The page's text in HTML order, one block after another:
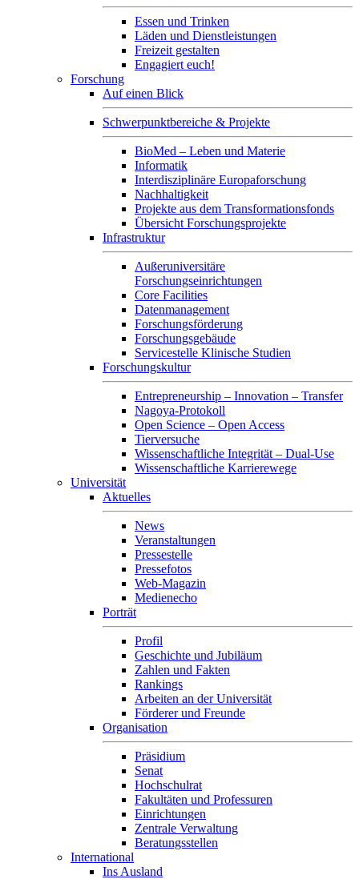
Essen und Trinken
Läden und Dienstleistungen
Freizeit gestalten
Engagiert euch!
Forschung
Auf einen Blick
Schwerpunktbereiche & Projekte
BioMed – Leben und Materie
Informatik
Interdisziplinäre Europaforschung
Nachhaltigkeit
Projekte aus dem Transformationsfonds
Übersicht Forschungsprojekte
Infrastruktur
Außeruniversitäre
Forschungseinrichtungen
Core Facilities
Datenmanagement
Forschungsförderung
Forschungsgebäude
Servicestelle Klinische Studien
Forschungskultur
Entrepreneurship – Innovation – Transfer
Nagoya-Protokoll
Open Science – Open Access
Tierversuche
Wissenschaftliche Integrität – Dual-Use
Wissenschaftliche Karrierewege
Universität
Aktuelles
News
Veranstaltungen
Pressestelle
Pressefotos
Web-Magazin
Medienecho
Porträt
Profil
Geschichte und Jubiläum
Zahlen und Fakten
Rankings
Arbeiten an der Universität
Förderer und Freunde
Organisation
Präsidium
Senat
Hochschulrat
Fakultäten und Professuren
Einrichtungen
Zentrale Verwaltung
Beratungsstellen
International
Ins Ausland